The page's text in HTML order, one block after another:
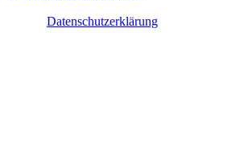
Datenschutzerklärung